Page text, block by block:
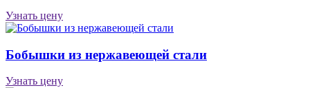
Узнать цену
Бобышки из нержавеющей стали
Узнать цену